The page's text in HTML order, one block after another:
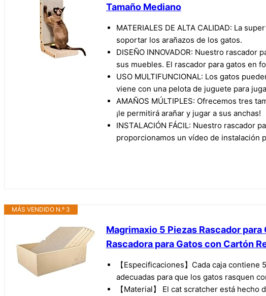
Tamaño Mediano
MATERIALES DE ALTA CALIDAD: La
soportar los arañazos de los gatos.
DISEÑO INNOVADOR: Nuestro
sus muebles. El rascador para gatos en
USO MULTIFUNCIONAL: Los gatos
viene con una pelota de juguete para
AMAÑOS MÚLTIPLES: Ofrecemos tres
¡le permitirá arañar y jugar a sus anchas!
INSTALACIÓN FÁCIL: Nuestro rascador
proporcionamos un vídeo de instalación
MÁS VENDIDO N.º 3
Magrimaxio 5 Piezas Rascador
Rascadora para Gatos con Cartón
【Especificaciones】Cada caja
adecuadas para que los gatos rasquen
【Material】 El cat scratcher está